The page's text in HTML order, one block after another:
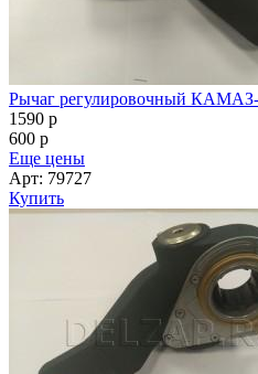
Рычаг регулировочный
1590 p
600 p
Еще цены
Арт: 79727
Купить